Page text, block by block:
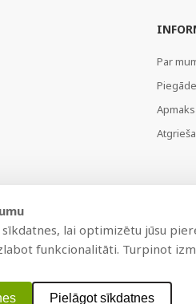
Par
Piegāde
tiesības aizsargātas.
sīkdatnes, lai optimizētu jūsu
funkcionalitāti. Turpinot
Pielāgot sīkdatnes